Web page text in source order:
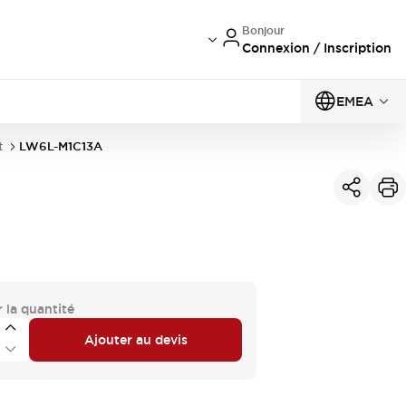
Bonjour
Connexion / Inscription
EMEA
LW6L-M1C13A
la quantité
Ajouter au devis